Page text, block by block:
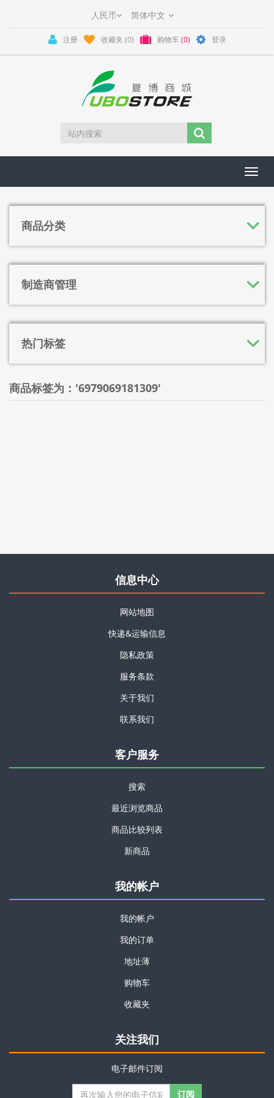
注册 收藏夹 (0) 购物车 (0) 登录
商品分类
制造商管理
热门标签
商品标签为：'6979069181309'
信息中心
网站地图
快递&运输信息
隐私政策
服务条款
关于我们
联系我们
客户服务
搜索
最近浏览商品
商品比较列表
新商品
我的帐户
我的帐户
我的订单
地址薄
购物车
收藏夹
关注我们
电子邮件订阅